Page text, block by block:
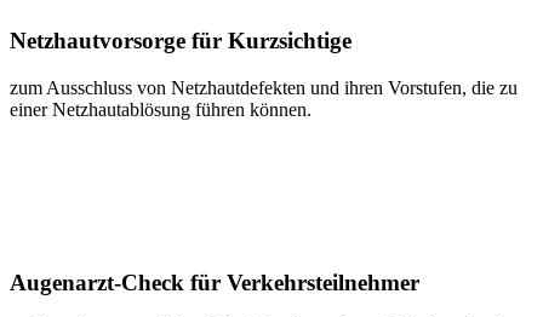
Netzhautvorsorge für Kurzsichtige
zum Ausschluss von Netzhautdefekten und ihren Vorstufen, die zu
einer Netzhautablösung führen können.
Augenarzt-Check für Verkehrsteilnehmer